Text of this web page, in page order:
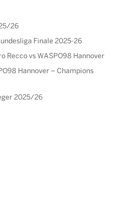
26
Finale 2025-26
Recco vs WASPO98 Hannover
Hannover – Champions
2025/26